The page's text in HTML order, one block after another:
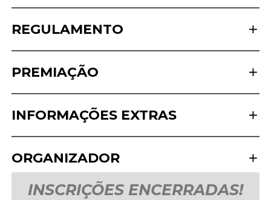
REGULAMENTO
PREMIAÇÃO
INFORMAÇÕES EXTRAS
ORGANIZADOR
INSCRIÇÕES ENCERRADAS!